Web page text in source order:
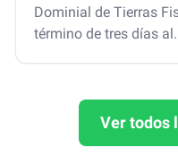
Dominial de Tierras
término de tres días
Ver todos